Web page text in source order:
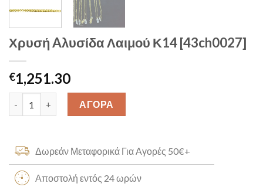
Χρυσή Aλυσίδα Λαιμού Κ14 [43ch0027]
€1,251.30
Χρυσή Aλυσίδα Λαιμού Κ14 [43ch0027] quantity
ΑΓΟΡΑ
Δωρεάν Μεταφορικά Για Αγορές 50€+
Αποστολή εντός 24 ωρών